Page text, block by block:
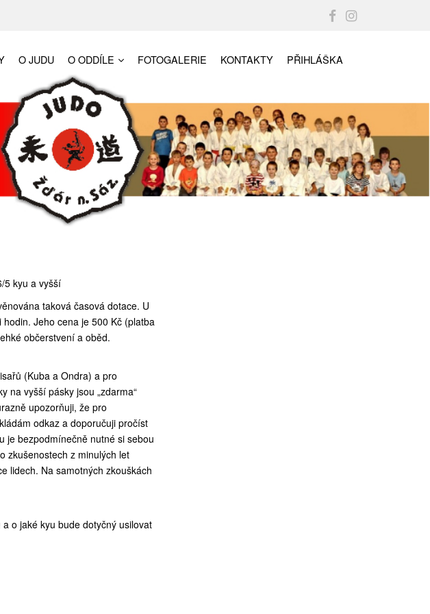
O JUDU O ODDÍLE FOTOGALERIE KONTAKTY PŘIHLÁŠKA
5 kyu a vyšší
taková časová dotace. U
Jeho cena je 500 Kč (platba
občerstvení a oběd.
(Kuba a Ondra) a pro
na vyšší pásky jsou „zdarma“
upozorňuji, že pro
odkaz a doporučuji pročíst
je bezpodmínečně nutné si sebou
zkušenostech z minulých let
lidech. Na samotných zkouškách
o jaké kyu bude dotyčný usilovat